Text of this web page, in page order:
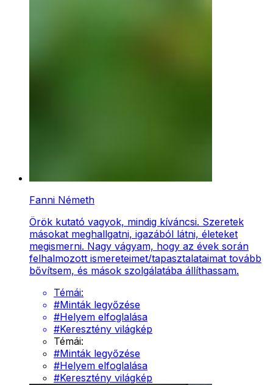
Fanni Németh
Örök kutató vagyok, mindig kíváncsi. Szeretek
másokat meghallgatni, igazából látni, életeket
megismerni. Nagy vágyam, hogy az évek során
felhalmozott ismereteimet/tapasztalataimat tovább
bővítsem, és mások szolgálatába állíthassam.
Témái:
#Minták legyőzése
#Helyem elfoglalása
#Keresztény világkép
Témái:
#Minták legyőzése
#Helyem elfoglalása
#Keresztény világkép